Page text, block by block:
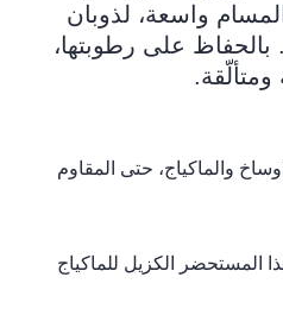
واسعة، لذوبان
بالحفاظ على رطوبتها،
والماكياج، حتى المقاوم
المستحضر الكزيل للماكياج